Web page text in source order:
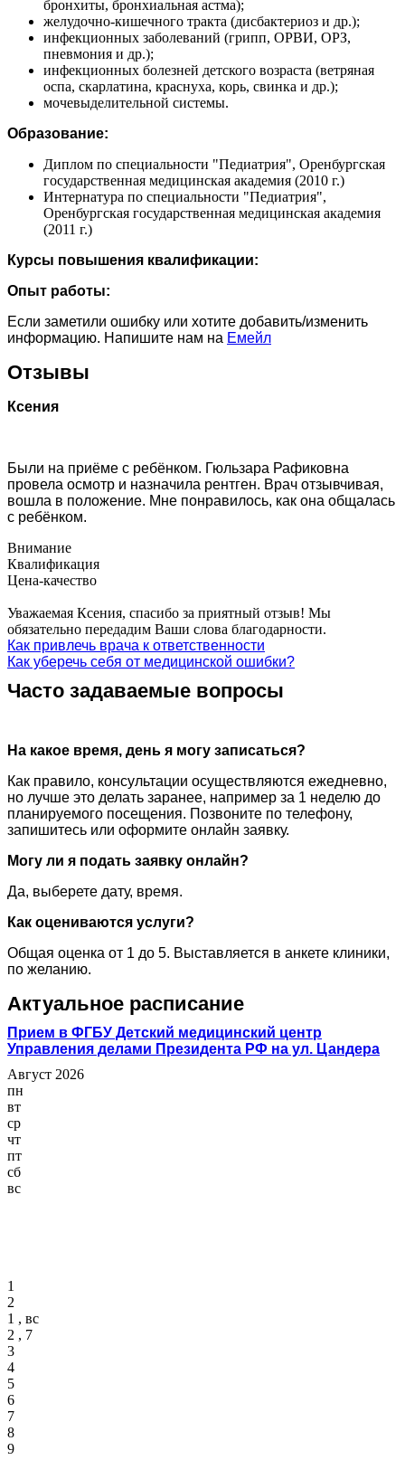
бронхиты, бронхиальная астма);
желудочно-кишечного тракта (дисбактериоз и др.);
инфекционных заболеваний (грипп, ОРВИ, ОРЗ,
пневмония и др.);
инфекционных болезней детского возраста (ветряная
оспа, скарлатина, краснуха, корь, свинка и др.);
мочевыделительной системы.
Образование:
Диплом по специальности "Педиатрия", Оренбургская
государственная медицинская академия (2010 г.)
Интернатура по специальности "Педиатрия",
Оренбургская государственная медицинская академия
(2011 г.)
Курсы повышения квалификации:
Опыт работы:
Если заметили ошибку или хотите добавить/изменить
информацию. Напишите нам на Емейл
Отзывы
Ксения
Были на приёме с ребёнком. Гюльзара Рафиковна
провела осмотр и назначила рентген. Врач отзывчивая,
вошла в положение. Мне понравилось, как она общалась
с ребёнком.
Внимание
Квалификация
Цена-качество
Уважаемая Ксения, спасибо за приятный отзыв! Мы
обязательно передадим Ваши слова благодарности.
Как привлечь врача к ответственности
Как уберечь себя от медицинской ошибки?
Часто задаваемые вопросы
На какое время, день я могу записаться?
Как правило, консультации осуществляются ежедневно,
но лучше это делать заранее, например за 1 неделю до
планируемого посещения. Позвоните по телефону,
запишитесь или оформите онлайн заявку.
Могу ли я подать заявку онлайн?
Да, выберете дату, время.
Как оцениваются услуги?
Общая оценка от 1 до 5. Выставляется в анкете клиники,
по желанию.
Актуальное расписание
Прием в ФГБУ Детский медицинский центр
Управления делами Президента РФ на ул. Цандера
Август 2026
пн
вт
ср
чт
пт
сб
вс
1
2
1 , вс
2 , 7
3
4
5
6
7
8
9